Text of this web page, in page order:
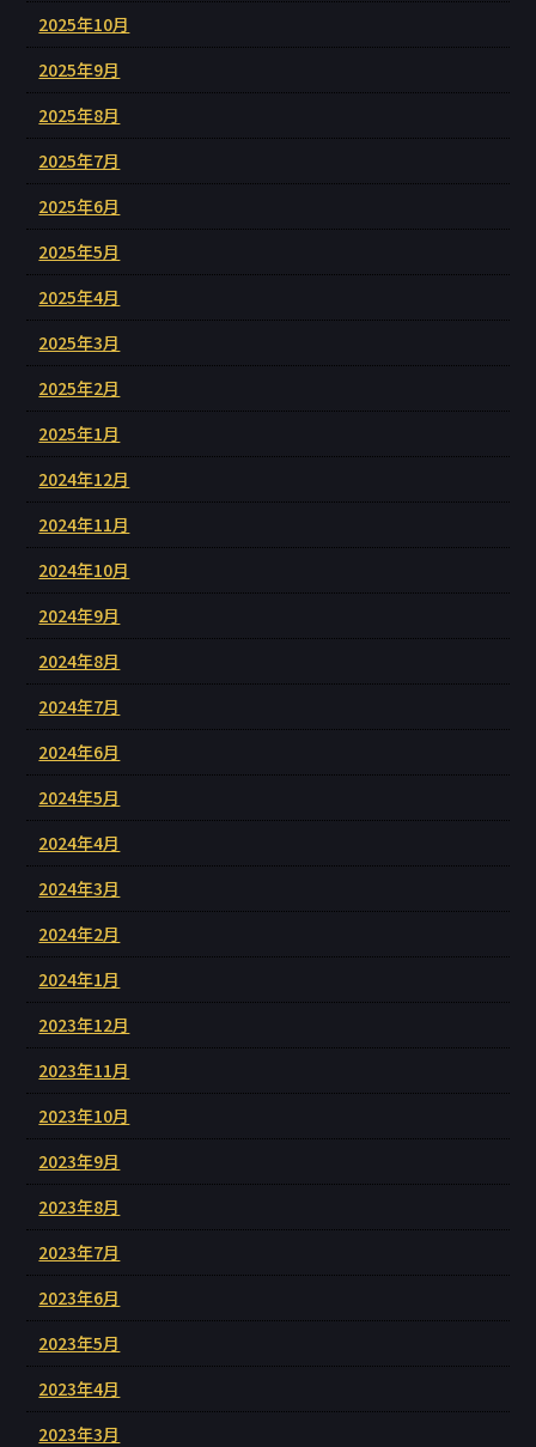
2025年10月
2025年9月
2025年8月
2025年7月
2025年6月
2025年5月
2025年4月
2025年3月
2025年2月
2025年1月
2024年12月
2024年11月
2024年10月
2024年9月
2024年8月
2024年7月
2024年6月
2024年5月
2024年4月
2024年3月
2024年2月
2024年1月
2023年12月
2023年11月
2023年10月
2023年9月
2023年8月
2023年7月
2023年6月
2023年5月
2023年4月
2023年3月